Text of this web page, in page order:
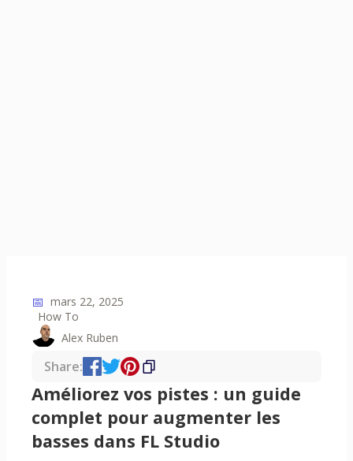
📅 mars 22, 2025
How To
Alex Ruben
Share:
Améliorez vos pistes : un guide
complet pour augmenter les
basses dans FL Studio